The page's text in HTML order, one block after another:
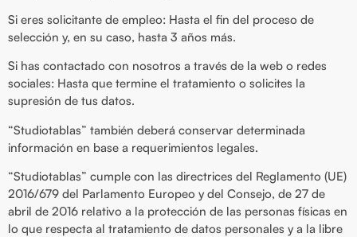
Si eres solicitante de empleo: Hasta el fin del proceso de
selección y, en su caso, hasta 3 años más.
Si has contactado con nosotros a través de la web o redes
sociales: Hasta que termine el tratamiento o solicites la
supresión de tus datos.
“Studiotablas” también deberá conservar determinada
información en base a requerimientos legales.
“Studiotablas” cumple con las directrices del Reglamento (UE)
2016/679 del Parlamento Europeo y del Consejo, de 27 de
abril de 2016 relativo a la protección de las personas físicas en
lo que respecta al tratamiento de datos personales y a la libre